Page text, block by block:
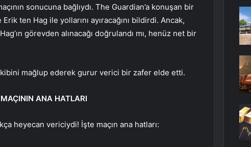
sonucuna bağlıydı. The Guardian’a konuşan bir
ten Hag ile yollarını ayıracağını bildirdi. Ancak,
görevden alınacağı doğrulandı mı, henüz net bir
mağlup ederek gurur verici bir zafer elde etti.
ANA HATLARI
heyecan vericiydi! İşte maçın ana hatları: